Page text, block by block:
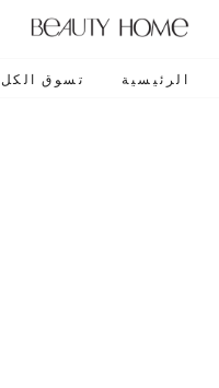
الرئيسية تسوق الكل